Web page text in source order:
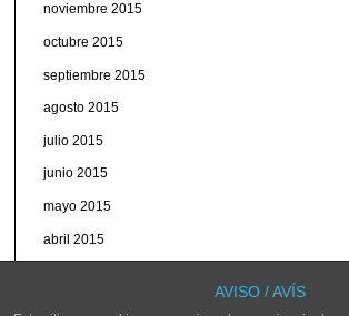
noviembre 2015
octubre 2015
septiembre 2015
agosto 2015
julio 2015
junio 2015
mayo 2015
abril 2015
AVISO / AVÍS